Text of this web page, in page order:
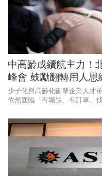
中高齡成續航主力！
峰會 鼓勵翻轉用人思
少子化與高齡化衝擊企業人才
依然面臨「有職缺、有訂單、
動局與就業服務處為協助企業